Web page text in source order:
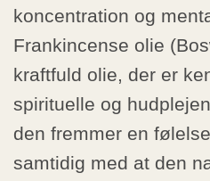
koncentration og
Frankincense olie
kraftfuld olie, der er
spirituelle og
den fremmer en
samtidig med at den